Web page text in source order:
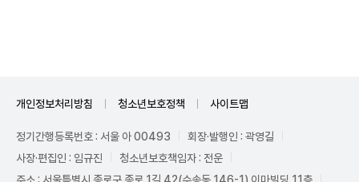
개인정보처리방침 청소년보호정책 사이트맵
정기간행등록번호 : 서울 아 00493
회장·발행인 : 곽영길
사장·편집인 : 임규진
청소년보호책임자 : 전운
주소 : 서울특별시 종로구 종로 1길 42(수송동 146-1) 이마빌딩 11층